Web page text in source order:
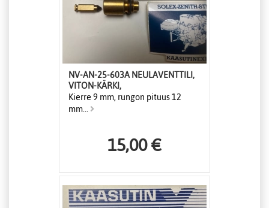
NV-AN-25-603A NEULAVENTTILI,
VITON-KÄRKI,
Kierre 9 mm, rungon pituus 12
mm...
15,00 €